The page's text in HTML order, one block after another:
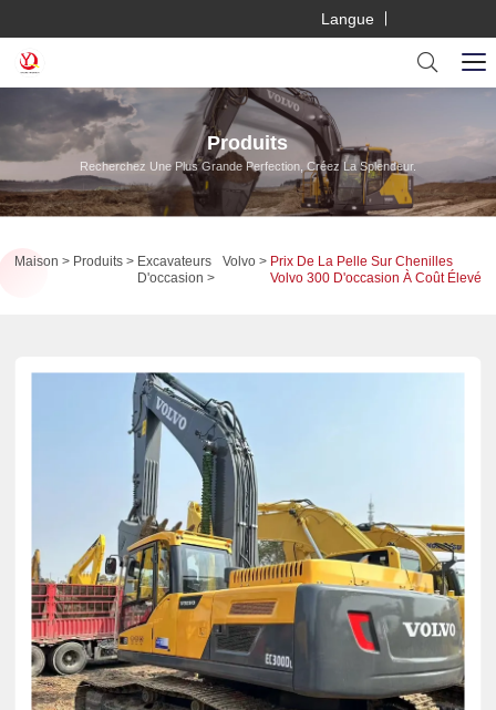
Langue
Produits
Recherchez Une Plus Grande Perfection, Créez La Splendeur.
Maison Produits
Excavateurs
D'occasion
Volvo
Prix De La Pelle Sur Chenilles
Volvo 300 D'occasion À Coût Élevé